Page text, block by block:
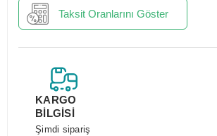
Taksit Oranlarını Göster
KARGO
BİLGİSİ
Şimdi sipariş